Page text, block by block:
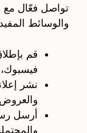
تواصل فعّال مع
والوسائط
قم
فيسبوك،
نشر
أرسل